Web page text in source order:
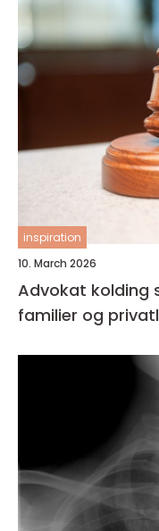
inspiration
10. March 2026
Advokat kolding specialiseret hjælp til
familier og